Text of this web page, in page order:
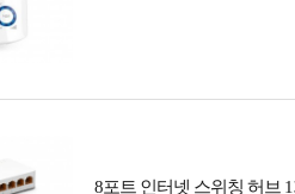
8포트 인터넷 스위칭 허브